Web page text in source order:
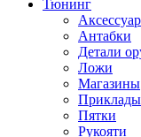
Тюнинг
Антабки
Детали
Ложи
Магазины
Пятки
Рукояти